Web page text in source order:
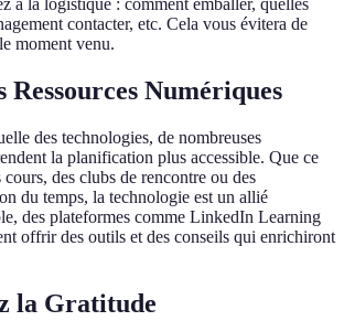
à la logistique : comment emballer, quelles
contacter, etc. Cela vous évitera de
moment venu.
Ressources Numériques
des technologies, de nombreuses
la planification plus accessible. Que ce
des clubs de rencontre ou des
du temps, la technologie est un allié
des plateformes comme LinkedIn Learning
offrir des outils et des conseils qui enrichiront
la Gratitude